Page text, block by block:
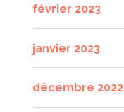
février 2023
janvier 2023
décembre 2022